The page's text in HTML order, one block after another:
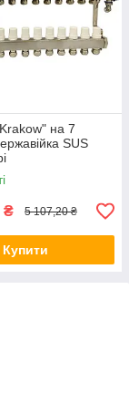
на 7
SUS
₴ 5 107,20 ₴
Купити